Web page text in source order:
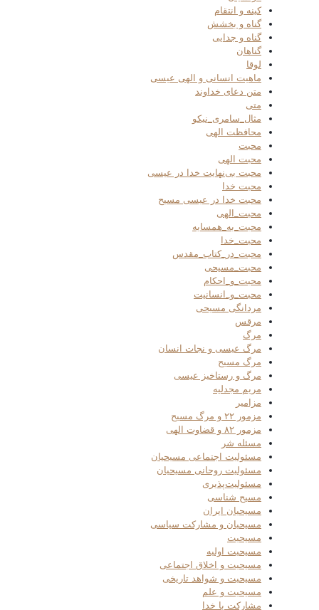
کینه و انتقام
گناه و بخشش
گناه و جدایی
گناهان
لوقا
ماهیت انسانی و الهی عیسی
متن دعای خداوند
متی
مثال_سامری_نیکو
محافظت الهی
محبت
محبت الهی
محبت بی‌نهایت خدا در عیسی
محبت خدا
محبت خدا در عیسی مسیح
محبت_الهی
محبت_به_همسایه
محبت_خدا
محبت_در_کتاب_مقدس
محبت_مسیحی
محبت_و_احکام
محبت_و_انسانیت
مردانگی مسیحی
مرقس
مرگ
مرگ عیسی و نجات انسان
مرگ مسیح
مرگ و رستاخیز عیسی
مریم مجدلیه
مزامیر
مزمور ۲۲ و مرگ مسیح
مزمور ۸۲ و قضاوت الهی
مسئله شر
مسئولیت اجتماعی مسیحیان
مسئولیت روحانی مسیحیان
مسئولیت‌پذیری
مسیح شناسی
مسیحیان ایران
مسیحیان و مشارکت سیاسی
مسیحیت
مسیحیت اولیه
مسیحیت و اخلاق اجتماعی
مسیحیت و شواهد تاریخی
مسیحیت و علم
مشارکت با خدا